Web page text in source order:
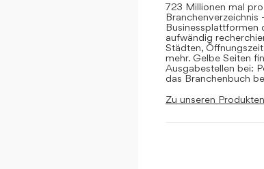
723 Millionen mal
Branchenverzeichnis
Businessplattformen
aufwändig
Städten,
mehr. Gelbe Seiten
Ausgabestellen bei:
das Branchenbuch
Zu unseren Produkten